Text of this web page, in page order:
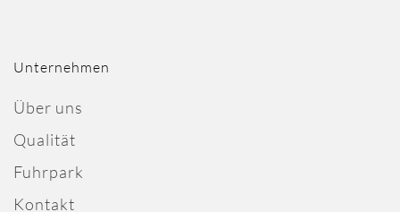
Unternehmen
Über uns
Qualität
Fuhrpark
Kontakt